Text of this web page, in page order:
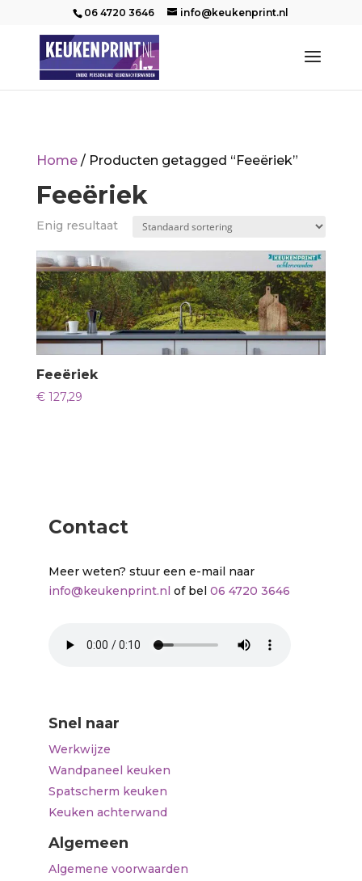
06 4720 3646 info@keukenprint.nl
Home/ Producten getagged “Feeëriek”
Feeëriek
Enig resultaat
Feeëriek
€127,29
Contact
Meer weten? stuur een e-mail naar
info@keukenprint.nl of bel 06 4720 3646
Snel naar
Werkwijze
Wandpaneel keuken
Spatscherm keuken
Keuken achterwand
Algemeen
Algemene voorwaarden